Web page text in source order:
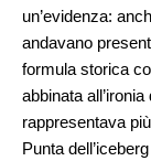
un’evidenza:
andavano
formula storica
abbinata
rappresentava
Punta